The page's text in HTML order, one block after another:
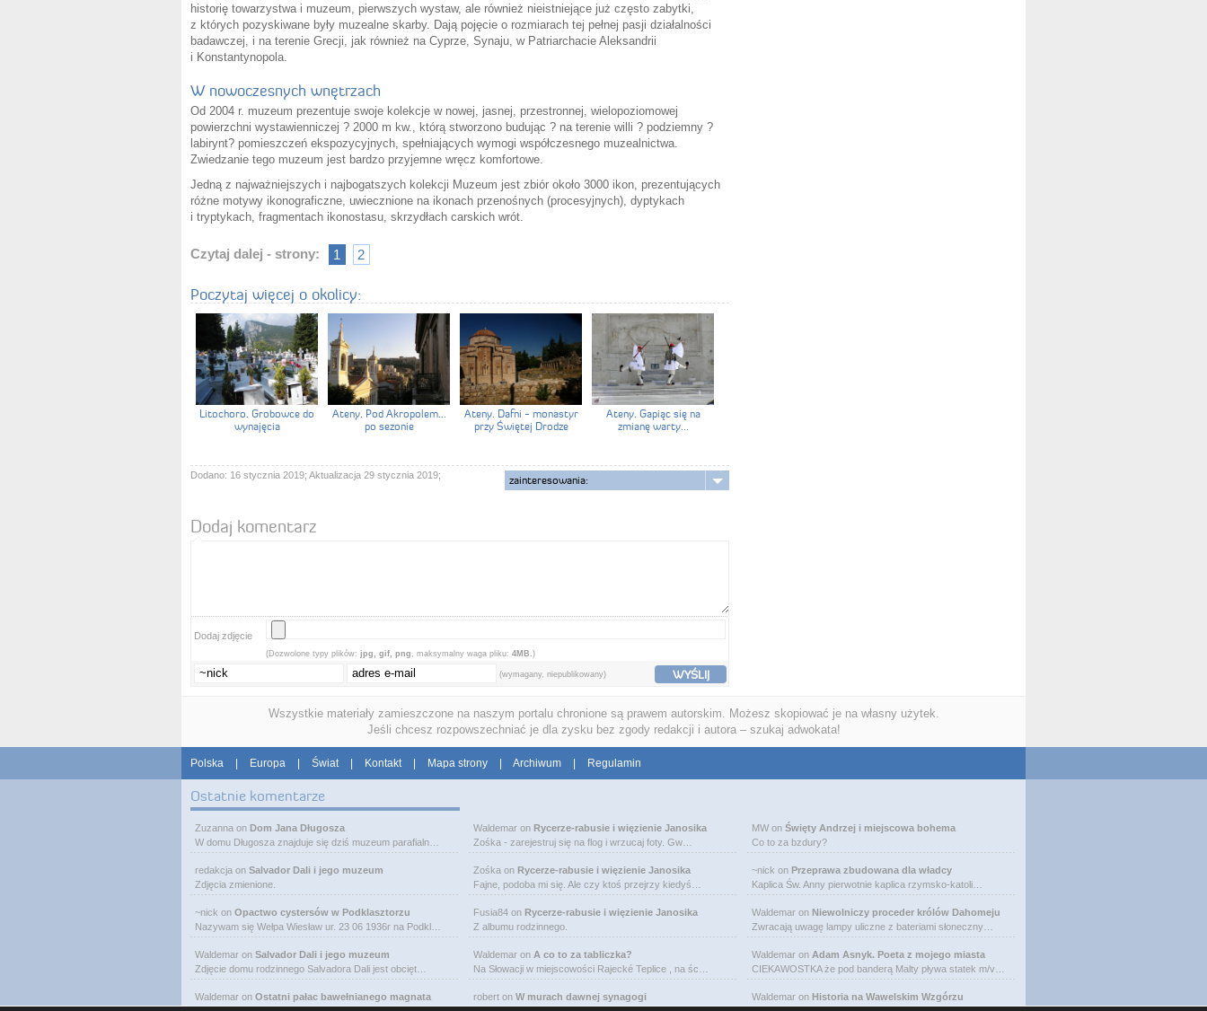
historię towarzystwa i muzeum, pierwszych wystaw, ale również nieistniejące już często zabytki,
z których pozyskiwane były muzealne skarby. Dają pojęcie o rozmiarach tej pełnej pasji działalności
badawczej, i na terenie Grecji, jak również na Cyprze, Synaju, w Patriarchacie Aleksandrii
i Konstantynopola.
W nowoczesnych wnętrzach
Od 2004 r. muzeum prezentuje swoje kolekcje w nowej, jasnej, przestronnej, wielopoziomowej
powierzchni wystawienniczej ? 2000 m kw., którą stworzono budując ? na terenie willi ? podziemny ?
labirynt? pomieszczeń ekspozycyjnych, spełniających wymogi współczesnego muzealnictwa.
Zwiedzanie tego muzeum jest bardzo przyjemne wręcz komfortowe.
Jedną z najważniejszych i najbogatszych kolekcji Muzeum jest zbiór około 3000 ikon, prezentujących
różne motywy ikonograficzne, uwiecznione na ikonach przenośnych (procesyjnych), dyptykach
i tryptykach, fragmentach ikonostasu, skrzydłach carskich wrót.
Czytaj dalej - strony: 1 2
Poczytaj więcej o okolicy:
Litochoro. Grobowce do
wynajęcia
Ateny. Pod Akropolem...
po sezonie
Ateny. Dafni - monastyr
przy Świętej Drodze
Ateny. Gapiąc się na
zmianę warty...
Dodano: 16 stycznia 2019; Aktualizacja 29 stycznia 2019; zainteresowania:
Dodaj komentarz
Dodaj zdjęcie
(Dozwolone typy plików: jpg, gif, png , maksymalny waga pliku: 4MB.)
(wymagany, niepublikowany) WYŚLIJ
Wszystkie materiały zamieszczone na naszym portalu chronione są prawem autorskim. Możesz skopiować je na własny użytek.
Jeśli chcesz rozpowszechniać je dla zysku bez zgody redakcji i autora – szukaj adwokata!
Polska Europa Świat Kontakt Mapa strony Archiwum Regulamin
Ostatnie komentarze
Zuzanna on Dom Jana Długosza
W domu Długosza znajduje się dziś muzeum parafialn…
redakcja on Salvador Dali i jego muzeum
Zdjęcia zmienione.
~nick on Opactwo cystersów w Podklasztorzu
Nazywam się Wełpa Wiesław ur. 23 06 1936r na Podkl…
Waldemar on Salvador Dali i jego muzeum
Zdjęcie domu rodzinnego Salvadora Dali jest obcięt…
Waldemar on Ostatni pałac bawełnianego magnata
Waldemar on Rycerze-rabusie i więzienie Janosika
Zośka - zarejestruj się na flog i wrzucaj foty. Gw…
Zośka on Rycerze-rabusie i więzienie Janosika
Fajne, podoba mi się. Ale czy ktoś przejrzy kiedyś…
Fusia84 on Rycerze-rabusie i więzienie Janosika
Z albumu rodzinnego.
Waldemar on A co to za tabliczka?
Na Słowacji w miejscowości Rajecké Teplice , na śc…
robert on W murach dawnej synagogi
MW on Święty Andrzej i miejscowa bohema
Co to za bzdury?
~nick on Przeprawa zbudowana dla władcy
Kaplica Św. Anny pierwotnie kaplica rzymsko-katoli…
Waldemar on Niewolniczy proceder królów Dahomeju
Zwracają uwagę lampy uliczne z bateriami słoneczny…
Waldemar on Adam Asnyk. Poeta z mojego miasta
CIEKAWOSTKA że pod banderą Malty pływa statek m/v…
Waldemar on Historia na Wawelskim Wzgórzu